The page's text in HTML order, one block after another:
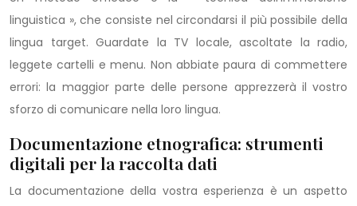
linguistica », che consiste nel circondarsi il più possibile della
lingua target. Guardate la TV locale, ascoltate la radio,
leggete cartelli e menu. Non abbiate paura di commettere
errori: la maggior parte delle persone apprezzerà il vostro
sforzo di comunicare nella loro lingua.
Documentazione etnografica: strumenti
digitali per la raccolta dati
La documentazione della vostra esperienza è un aspetto